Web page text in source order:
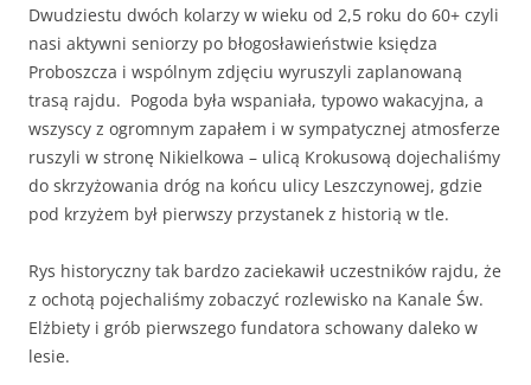
Dwudziestu dwóch kolarzy w wieku od 2,5 roku do 60+ czyli
nasi aktywni seniorzy po błogosławieństwie księdza
Proboszcza i wspólnym zdjęciu wyruszyli zaplanowaną
trasą rajdu. Pogoda była wspaniała, typowo wakacyjna, a
wszyscy z ogromnym zapałem i w sympatycznej atmosferze
ruszyli w stronę Nikielkowa – ulicą Krokusową dojechaliśmy
do skrzyżowania dróg na końcu ulicy Leszczynowej, gdzie
pod krzyżem był pierwszy przystanek z historią w tle.
Rys historyczny tak bardzo zaciekawił uczestników rajdu, że
z ochotą pojechaliśmy zobaczyć rozlewisko na Kanale Św.
Elżbiety i grób pierwszego fundatora schowany daleko w
lesie.